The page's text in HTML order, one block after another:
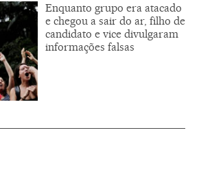
Enquanto grupo era atacado
e chegou a sair do ar, filho de
candidato e vice divulgaram
informações falsas